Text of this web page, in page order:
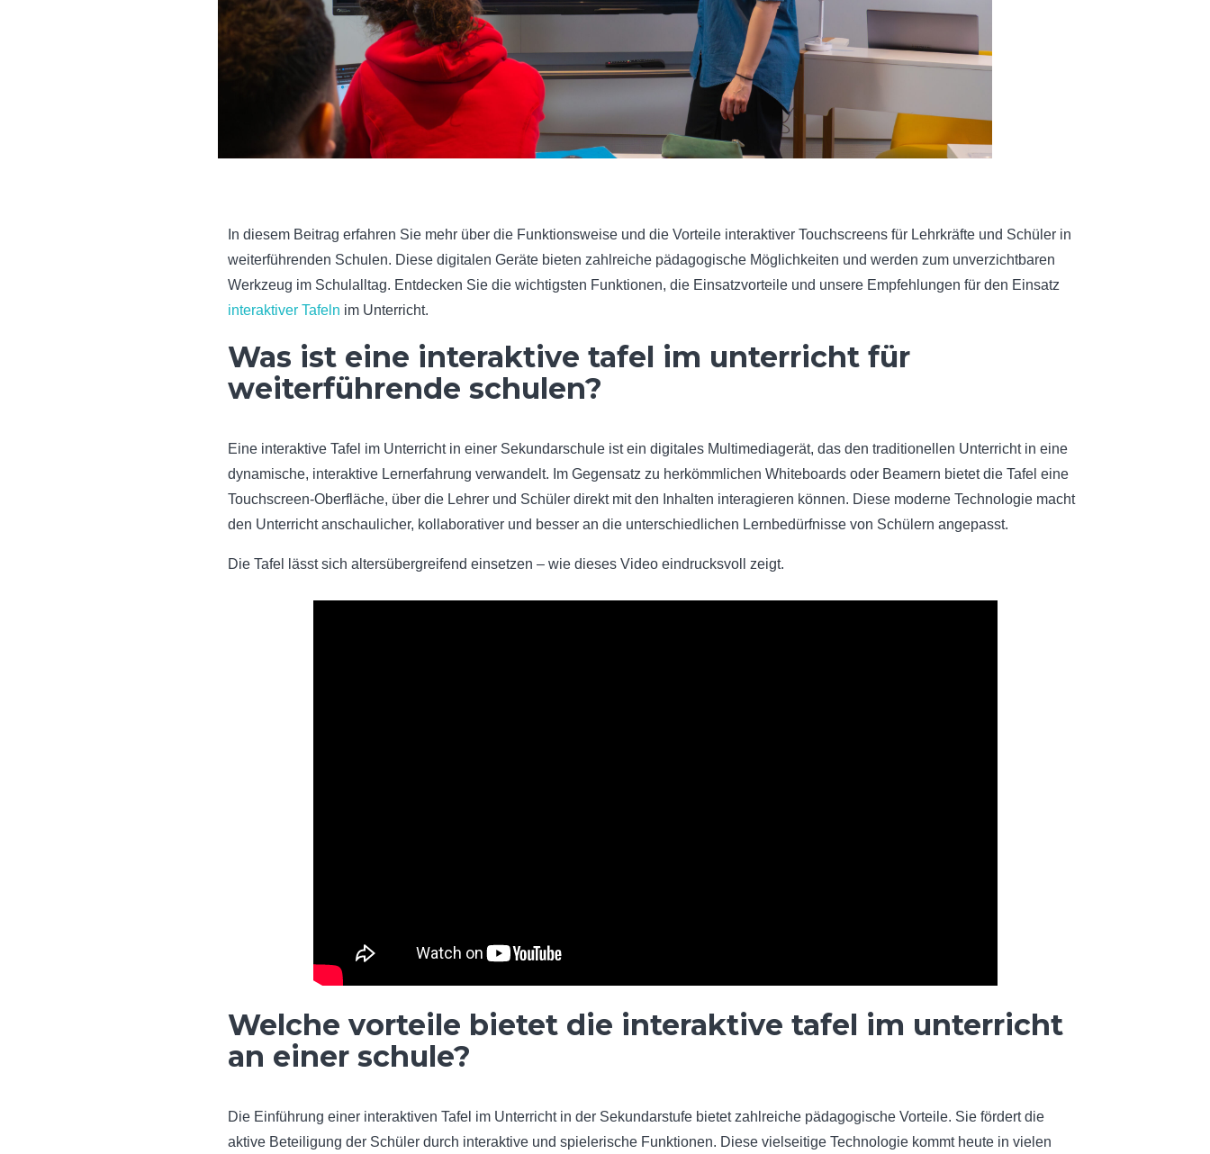
In diesem Beitrag erfahren Sie mehr über die Funktionsweise und die Vorteile interaktiver Touchscreens für Lehrkräfte und Schüler in
weiterführenden Schulen. Diese digitalen Geräte bieten zahlreiche pädagogische Möglichkeiten und werden zum unverzichtbaren
Werkzeug im Schulalltag. Entdecken Sie die wichtigsten Funktionen, die Einsatzvorteile und unsere Empfehlungen für den Einsatz
interaktiver Tafeln im Unterricht.
Was ist eine interaktive tafel im unterricht für
weiterführende schulen?
Eine interaktive Tafel im Unterricht in einer Sekundarschule ist ein digitales Multimediagerät, das den traditionellen Unterricht in eine
dynamische, interaktive Lernerfahrung verwandelt. Im Gegensatz zu herkömmlichen Whiteboards oder Beamern bietet die Tafel eine
Touchscreen-Oberfläche, über die Lehrer und Schüler direkt mit den Inhalten interagieren können. Diese moderne Technologie macht
den Unterricht anschaulicher, kollaborativer und besser an die unterschiedlichen Lernbedürfnisse von Schülern angepasst.
Die Tafel lässt sich altersübergreifend einsetzen – wie dieses Video eindrucksvoll zeigt.
Welche vorteile bietet die interaktive tafel im unterricht
an einer schule?
Die Einführung einer interaktiven Tafel im Unterricht in der Sekundarstufe bietet zahlreiche pädagogische Vorteile. Sie fördert die
aktive Beteiligung der Schüler durch interaktive und spielerische Funktionen. Diese vielseitige Technologie kommt heute in vielen